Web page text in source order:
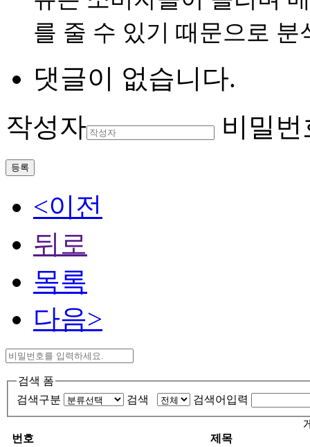
를 줄 수 있기 때문으로 분
댓글이 없습니다.
작성자
비밀번
등록
<이전
뒤로
목록
다음>
검색 폼
검색구분
검색 검색어입력
번호
제목